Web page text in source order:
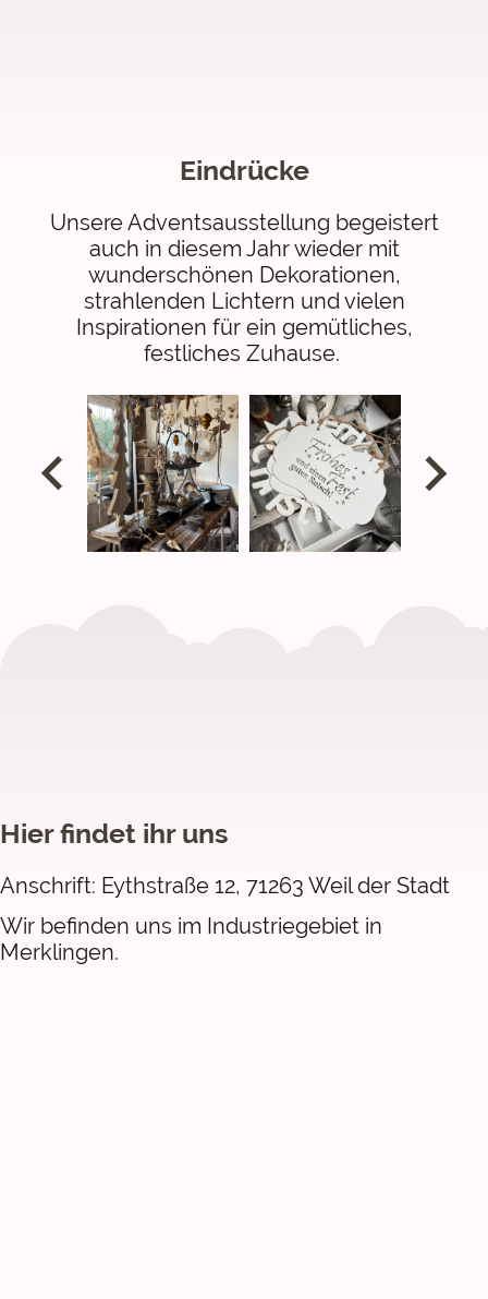
Eindrücke
Unsere Adventsausstellung begeistert
auch in diesem Jahr wieder mit
wunderschönen Dekorationen,
strahlenden Lichtern und vielen
Inspirationen für ein gemütliches,
festliches Zuhause.
Hier findet ihr uns
Anschrift: Eythstraße 12, 71263 Weil der Stadt
Wir befinden uns im Industriegebiet in
Merklingen.